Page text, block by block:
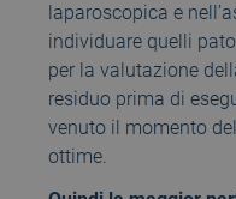
laparoscopica e
individuare quelli
per la valutazione
residuo prima di
venuto il momento
ottime.